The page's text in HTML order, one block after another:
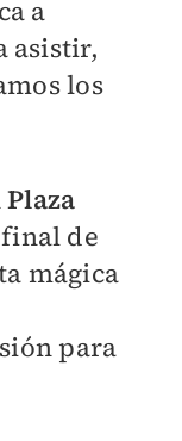
a
asistir,
los
Plaza
de
mágica
para